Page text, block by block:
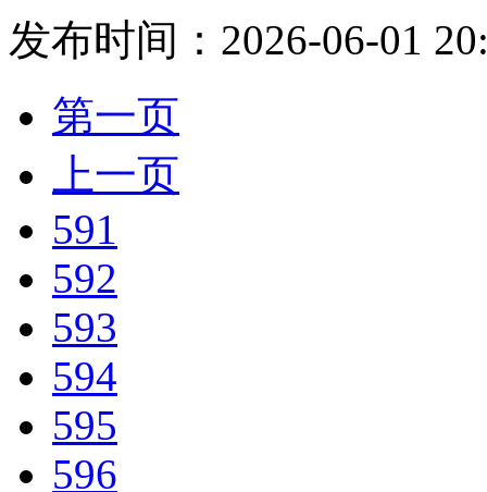
发布时间：2026-06-01
第一页
上一页
591
592
593
594
595
596